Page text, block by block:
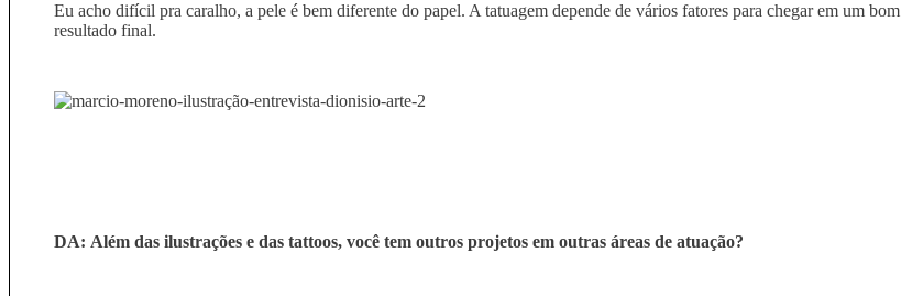
Eu acho difícil pra caralho, a pele é bem diferente do papel. A tatuagem depende de vários fatores para chegar em um bom
resultado final.
DA: Além das ilustrações e das tattoos, você tem outros projetos em outras áreas de atuação?